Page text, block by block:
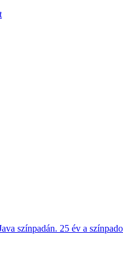
színpadán. 25 év a